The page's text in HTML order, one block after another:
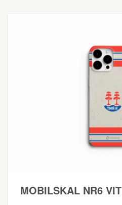
MOBILSKAL NR6 VIT